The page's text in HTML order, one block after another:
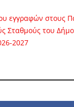
εγγραφών στους
Σταθμούς του
2027